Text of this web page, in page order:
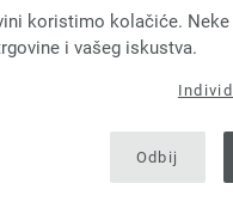
SHIPPING TO
USA - The
koristimo kolačiće.
i vašeg iskustva.
Odbij
COOL WOOL
Djevicavuna Merino
za dostavu, Osnovna cijena: